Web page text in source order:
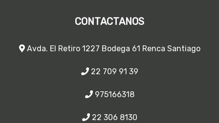
CONTACTANOS
Avda. El Retiro 1227 Bodega 61 Renca Santiago
22 709 91 39
975166318
22 306 8130